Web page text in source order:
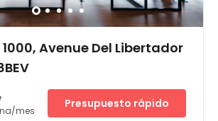
Newbery.
Avenue Del Libertador
mes
Presupuesto rápido